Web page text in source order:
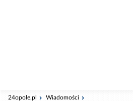
24opole.pl Wiadomości